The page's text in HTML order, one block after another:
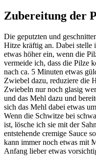
Zubereitung der
Die geputzten und
Hitze kräftig an. Dabei stelle
etwas höher ein, wenn die
vermeide ich, dass die Pilze
nach ca. 5 Minuten etwas
Zwiebel dazu, reduziere die
Zwiebeln nur noch glasig
und das Mehl dazu und
sich das Mehl dabei etwas
Wenn die Schwitze bei
ist, lösche ich sie mit der
entstehende cremige Sauce
kann immer noch etwas mit
Anfang lieber etwas